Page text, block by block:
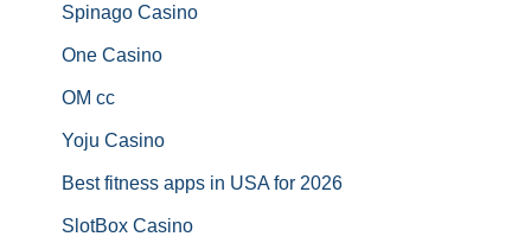
Spinago Casino
One Casino
OM cc
Yoju Casino
Best fitness apps in USA for 2026
SlotBox Casino